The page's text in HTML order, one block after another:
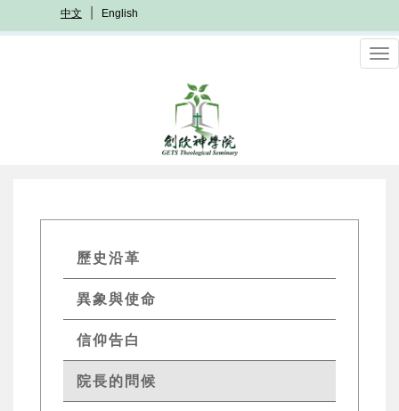
至
中文 English
GETs
About
Menu
歷史沿革
異象與使命
信仰告白
院長的問候